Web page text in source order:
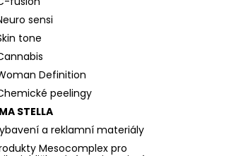
sensi
tone
Definition
peelingy
STELLA
a reklamní materiály
Mesocomplex pro